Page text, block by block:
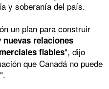
y soberanía del país.
un plan para construir
relaciones
fiables", dijo
que Canadá no puede